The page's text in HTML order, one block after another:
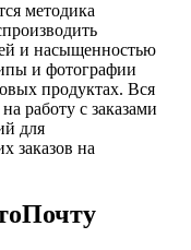
методика
и насыщенностью
и фотографии
продуктах. Вся
работу с заказами
для
заказов на